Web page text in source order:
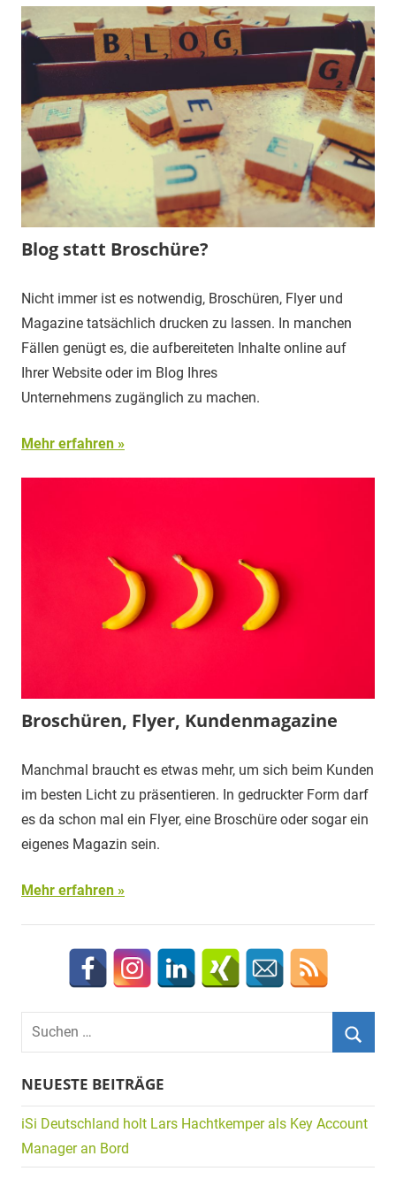
Blog statt Broschüre?
Nicht immer ist es notwendig, Broschüren, Flyer und
Magazine tatsächlich drucken zu lassen. In manchen
Fällen genügt es, die aufbereiteten Inhalte online auf
Ihrer Website oder im Blog Ihres
Unternehmens zugänglich zu machen.
Mehr erfahren
Broschüren, Flyer, Kundenmagazine
Manchmal braucht es etwas mehr, um sich beim Kunden
im besten Licht zu präsentieren. In gedruckter Form darf
es da schon mal ein Flyer, eine Broschüre oder sogar ein
eigenes Magazin sein.
Mehr erfahren
Suchen
nach:
NEUESTE BEITRÄGE
iSi Deutschland holt Lars Hachtkemper als Key Account
Manager an Bord